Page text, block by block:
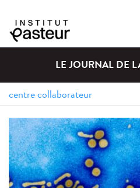
LE JOURNAL DE